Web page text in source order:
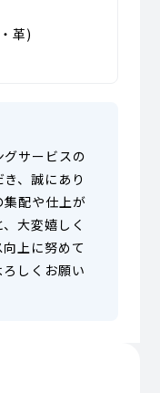
革)
サービスの
、誠にあり
配や仕上が
大変嬉しく
上に努めて
しくお願い